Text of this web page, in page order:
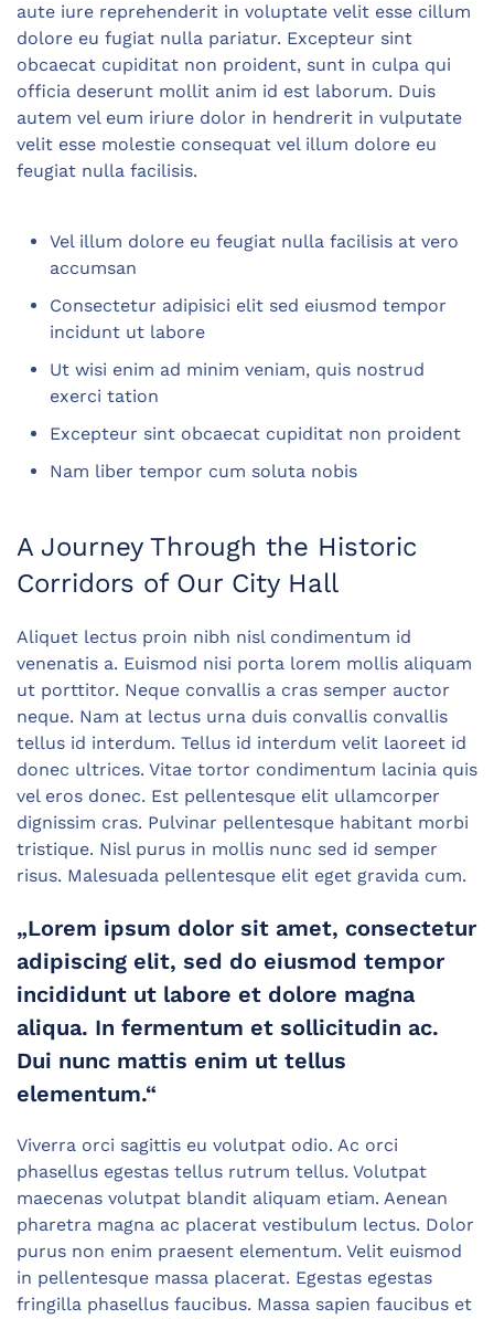
aute iure reprehenderit in voluptate velit esse cillum
dolore eu fugiat nulla pariatur. Excepteur sint
obcaecat cupiditat non proident, sunt in culpa qui
officia deserunt mollit anim id est laborum. Duis
autem vel eum iriure dolor in hendrerit in vulputate
velit esse molestie consequat vel illum dolore eu
feugiat nulla facilisis.
Vel illum dolore eu feugiat nulla facilisis at vero
accumsan
Consectetur adipisici elit sed eiusmod tempor
incidunt ut labore
Ut wisi enim ad minim veniam, quis nostrud
exerci tation
Excepteur sint obcaecat cupiditat non proident
Nam liber tempor cum soluta nobis
A Journey Through the Historic
Corridors of Our City Hall
Aliquet lectus proin nibh nisl condimentum id
venenatis a. Euismod nisi porta lorem mollis aliquam
ut porttitor. Neque convallis a cras semper auctor
neque. Nam at lectus urna duis convallis convallis
tellus id interdum. Tellus id interdum velit laoreet id
donec ultrices. Vitae tortor condimentum lacinia quis
vel eros donec. Est pellentesque elit ullamcorper
dignissim cras. Pulvinar pellentesque habitant morbi
tristique. Nisl purus in mollis nunc sed id semper
risus. Malesuada pellentesque elit eget gravida cum.
„Lorem ipsum dolor sit amet, consectetur
adipiscing elit, sed do eiusmod tempor
incididunt ut labore et dolore magna
aliqua. In fermentum et sollicitudin ac.
Dui nunc mattis enim ut tellus
elementum.“
Viverra orci sagittis eu volutpat odio. Ac orci
phasellus egestas tellus rutrum tellus. Volutpat
maecenas volutpat blandit aliquam etiam. Aenean
pharetra magna ac placerat vestibulum lectus. Dolor
purus non enim praesent elementum. Velit euismod
in pellentesque massa placerat. Egestas egestas
fringilla phasellus faucibus. Massa sapien faucibus et